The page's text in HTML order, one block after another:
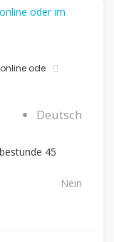
ode
Deutsch
45
Nein